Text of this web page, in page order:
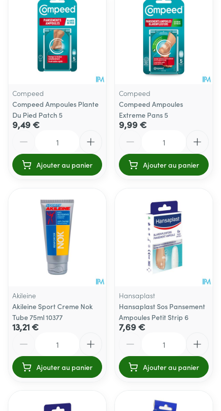
Compeed
Compeed Ampoules Plante
Du Pied Patch 5
9,49 €
Ajouter au panier
Compeed
Compeed Ampoules
Extreme Pans 5
9,99 €
Ajouter au panier
Akileine
Akileine Sport Creme Nok
Tube 75ml 10377
13,21 €
Ajouter au panier
Hansaplast
Hansaplast Sos Pansement
Ampoules Petit Strip 6
7,69 €
Ajouter au panier